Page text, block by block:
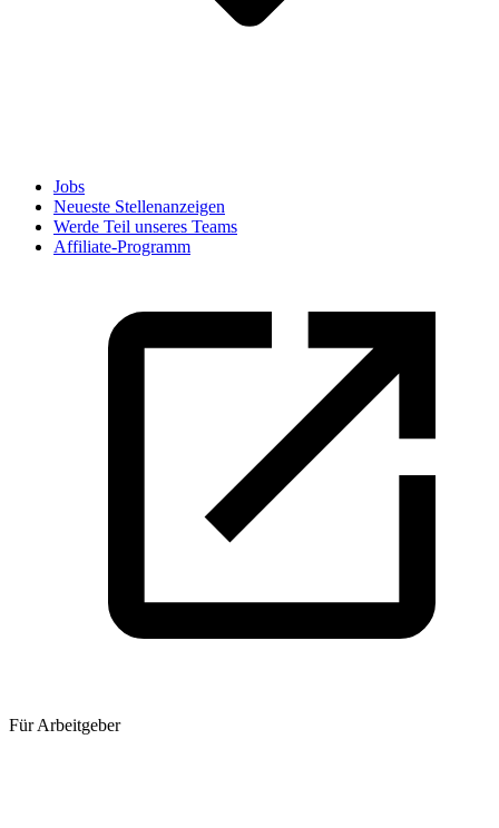
Jobs
Neueste Stellenanzeigen
Werde Teil unseres Teams
Affiliate-Programm
Für Arbeitgeber